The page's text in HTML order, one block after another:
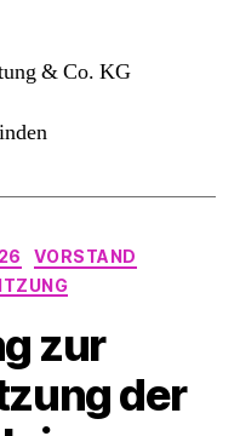
& Co. KG
VORSTAND
zur
der